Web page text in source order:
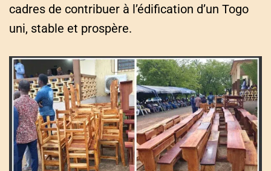
cadres de contribuer à l’édification d’un Togo
uni, stable et prospère.